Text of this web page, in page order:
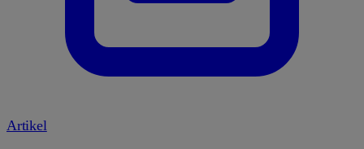
Artikel